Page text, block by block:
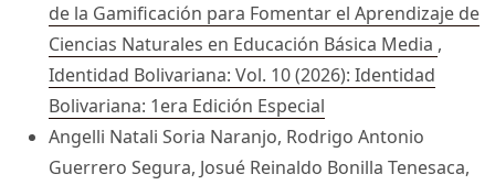
de la Gamificación para Fomentar el Aprendizaje de
Ciencias Naturales en Educación Básica Media ,
Identidad Bolivariana: Vol. 10 (2026): Identidad
Bolivariana: 1era Edición Especial
Angelli Natali Soria Naranjo, Rodrigo Antonio
Guerrero Segura, Josué Reinaldo Bonilla Tenesaca,